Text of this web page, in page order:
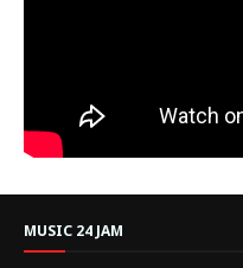
MUSIC 24 JAM